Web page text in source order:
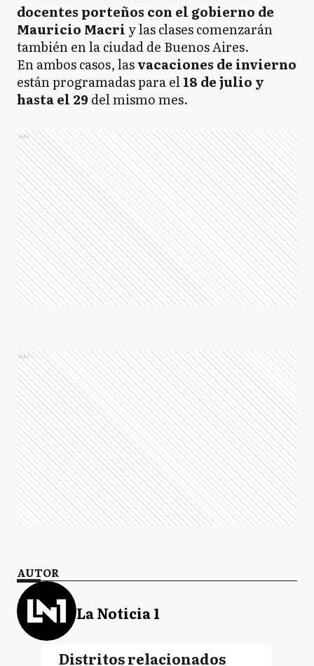
docentes porteños con el gobierno de
Mauricio Macri y las clases comenzarán
también en la ciudad de Buenos Aires.
En ambos casos, lasvacaciones de invierno
están programadas para el18 de julio y
hasta el 29 del mismo mes.
Ads
Ads
AUTOR
La Noticia 1
Distritos relacionados